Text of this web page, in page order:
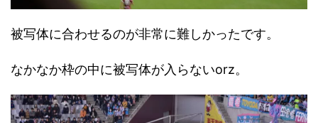
被写体に合わせるのが非常に難しかったです。
なかなか枠の中に被写体が入らないorz。